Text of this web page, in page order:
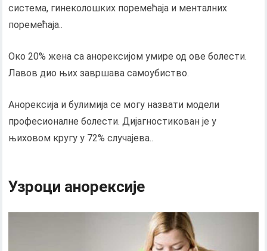
система, гинеколошких поремећаја и менталних
поремећаја..
Око 20% жена са анорексијом умире од ове болести.
Лавов дио њих завршава самоубиство.
Анорексија и булимија се могу назвати модели
професионалне болести. Дијагностикован је у
њиховом кругу у 72% случајева..
Узроци анорексије